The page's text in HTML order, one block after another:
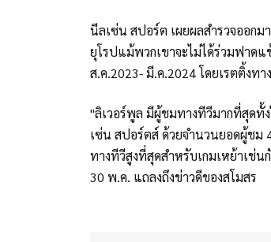
นีลเซ่น สปอร์ต เผยผลสำรวจออก
ยุโรปแม้พวกเขาจะไม่ได้ร่วมฟาด
ส.ค.2023- มี.ค.2024 โดยเรตติ้งท
"ลิเวอร์พูล มีผู้ชมทางทีวีมากที่สุดทั้
เซ่น สปอร์ตส์ ด้วยจำนวนยอดผู้ชม
ทางทีวีสูงที่สุดสำหรับเกมเหย้าเช่
30 พ.ค. แถลงถึงข่าวดีของสโมสร